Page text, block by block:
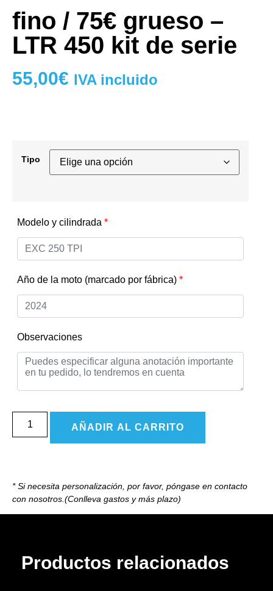
fino / 75€ grueso –
LTR 450 kit de serie
55,00€ IVA incluido
Tipo
Modelo y cilindrada *
Año de la moto (marcado por fábrica) *
Observaciones
AÑADIR AL CARRITO
* Si necesita personalización, por favor, póngase en contacto
con nosotros.(Conlleva gastos y más plazo)
Productos relacionados